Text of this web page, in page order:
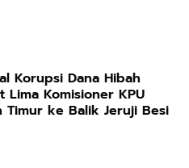
Korupsi Dana Hibah
Lima Komisioner KPU
Timur ke Balik Jeruji Besi